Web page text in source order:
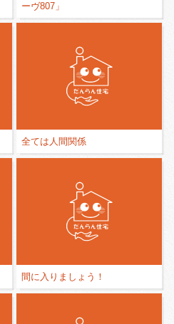
ーヴ807」
全ては人間関係
間に入りましょう！